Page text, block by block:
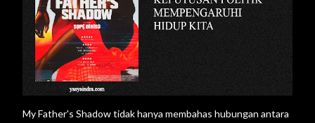
My Father's Shadow tidak hanya membahas hubungan antara